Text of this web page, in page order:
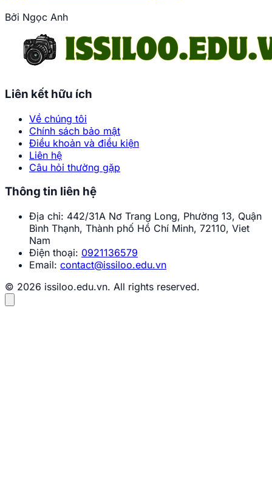
Bởi Ngọc Anh
Liên kết hữu ích
Về chúng tôi
Chính sách bảo mật
Điều khoản và điều kiện
Liên hệ
Câu hỏi thường gặp
Thông tin liên hệ
Địa chỉ: 442/31A Nơ Trang Long, Phường 13, Quận
Bình Thạnh, Thành phố Hồ Chí Minh, 72110, Viet
Nam
Điện thoại: 0921136579
Email: contact@issiloo.edu.vn
© 2026 issiloo.edu.vn. All rights reserved.